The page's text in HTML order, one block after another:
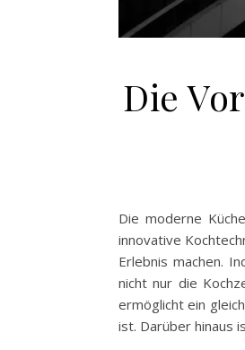
Die
Die moderne
innovative
Erlebnis machen.
nicht nur die
ermöglicht ein
ist. Darüber hinaus